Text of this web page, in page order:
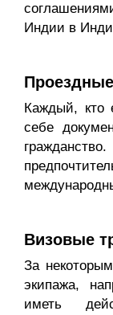
Индии в
Каждый, кто
себе
Визовые
За
экипажа,
иметь